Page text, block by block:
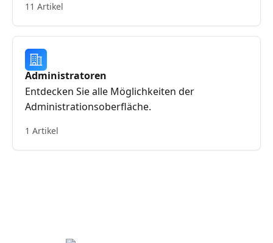
11 Artikel
Administratoren
Entdecken Sie alle Möglichkeiten der
Administrationsoberfläche.
1 Artikel